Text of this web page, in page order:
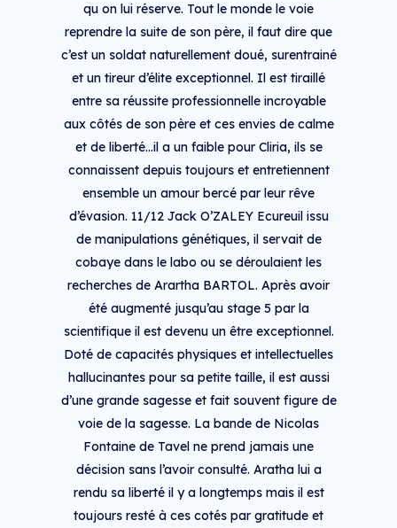
qu on lui réserve. Tout le monde le voie
reprendre la suite de son père, il faut dire que
c’est un soldat naturellement doué, surentrainé
et un tireur d’élite exceptionnel. Il est tiraillé
entre sa réussite professionnelle incroyable
aux côtés de son père et ces envies de calme
et de liberté...il a un faible pour Cliria, ils se
connaissent depuis toujours et entretiennent
ensemble un amour bercé par leur rêve
d’évasion. 11/12 Jack O’ZALEY Ecureuil issu
de manipulations génétiques, il servait de
cobaye dans le labo ou se déroulaient les
recherches de Arartha BARTOL. Après avoir
été augmenté jusqu’au stage 5 par la
scientifique il est devenu un être exceptionnel.
Doté de capacités physiques et intellectuelles
hallucinantes pour sa petite taille, il est aussi
d’une grande sagesse et fait souvent figure de
voie de la sagesse. La bande de Nicolas
Fontaine de Tavel ne prend jamais une
décision sans l’avoir consulté. Aratha lui a
rendu sa liberté il y a longtemps mais il est
toujours resté à ces cotés par gratitude et